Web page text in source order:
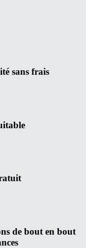
sans frais
de bout en bout